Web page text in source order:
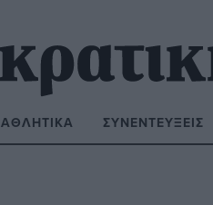
ΑΘΛΗΤΙΚΆ ΣΥΝΕΝΤΕΎΞΕΙΣ